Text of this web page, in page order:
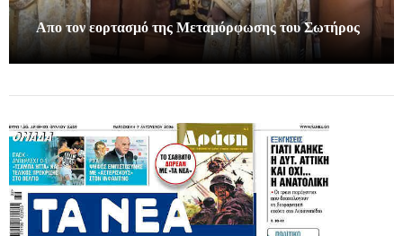
Απο τον εορτασμό της Μεταμόρφωσης του Σωτήρος